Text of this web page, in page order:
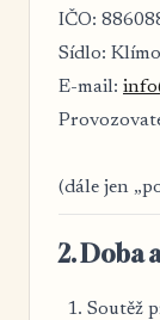
IČO:
Sídlo:
E-mail:
(dále jen
2. Doba
Soutěž